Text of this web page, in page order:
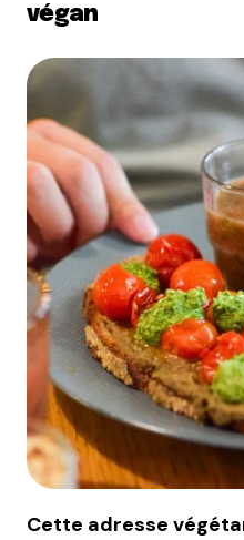
végan
Cette adresse